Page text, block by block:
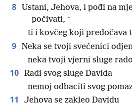
8
Ustani, Jehova, i pođi na
počivati, +
ti i kovčeg koji predočava
9 Neka se tvoji svećenici
neka tvoji vjerni sluge
10 Radi svog sluge Davida
nemoj odbaciti svog
11
Jehova se zakleo Davidu